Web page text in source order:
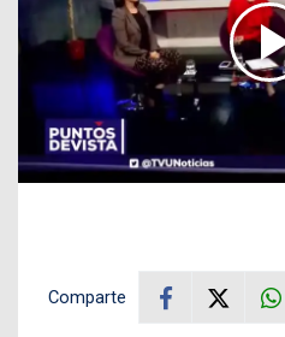
Comparte